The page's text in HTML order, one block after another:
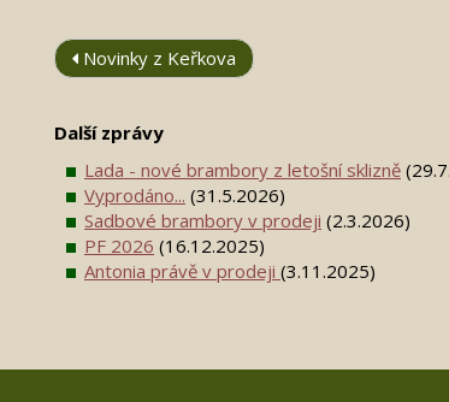
Novinky z Keřkova
Další zprávy
Lada - nové brambory z letošní sklizně
Vyprodáno... (31.5.2026)
Sadbové brambory v prodeji (2.3.2026)
PF 2026 (16.12.2025)
Antonia právě v prodeji (3.11.2025)